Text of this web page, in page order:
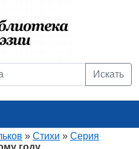
Искать
» Стихи » Серия
году